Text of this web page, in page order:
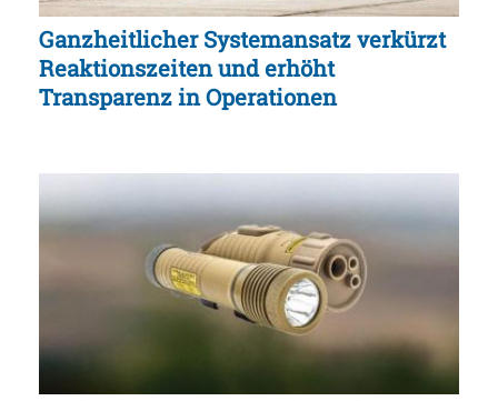
Ganzheitlicher Systemansatz verkürzt
Reaktionszeiten und erhöht
Transparenz in Operationen